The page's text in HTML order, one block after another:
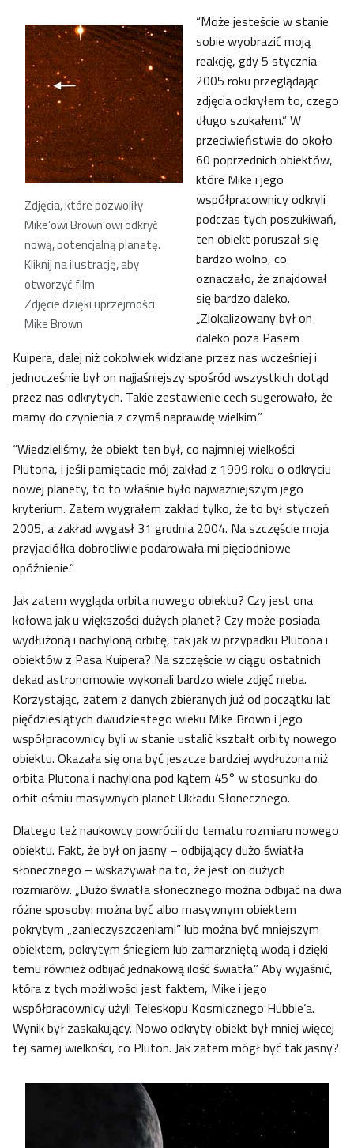
Zdjęcia, które pozwoliły
Mike’owi Brown’owi odkryć
nową, potencjalną planetę.
Kliknij na ilustrację, aby
otworzyć film
Zdjęcie dzięki uprzejmości
Mike Brown
“Może jesteście w stanie
sobie wyobrazić moją
reakcję, gdy 5 stycznia
2005 roku przeglądając
zdjęcia odkryłem to, czego
długo szukałem.” W
przeciwieństwie do około
60 poprzednich obiektów,
które Mike i jego
współpracownicy odkryli
podczas tych poszukiwań,
ten obiekt poruszał się
bardzo wolno, co
oznaczało, że znajdował
się bardzo daleko.
„Zlokalizowany był on
daleko poza Pasem
Kuipera, dalej niż cokolwiek widziane przez nas wcześniej i
jednocześnie był on najjaśniejszy spośród wszystkich dotąd
przez nas odkrytych. Takie zestawienie cech sugerowało, że
mamy do czynienia z czymś naprawdę wielkim.”
“Wiedzieliśmy, że obiekt ten był, co najmniej wielkości
Plutona, i jeśli pamiętacie mój zakład z 1999 roku o odkryciu
nowej planety, to to właśnie było najważniejszym jego
kryterium. Zatem wygrałem zakład tylko, że to był styczeń
2005, a zakład wygasł 31 grudnia 2004. Na szczęście moja
przyjaciółka dobrotliwie podarowała mi pięciodniowe
opóźnienie.”
Jak zatem wygląda orbita nowego obiektu? Czy jest ona
kołowa jak u większości dużych planet? Czy może posiada
wydłużoną i nachyloną orbitę, tak jak w przypadku Plutona i
obiektów z Pasa Kuipera? Na szczęście w ciągu ostatnich
dekad astronomowie wykonali bardzo wiele zdjęć nieba.
Korzystając, zatem z danych zbieranych już od początku lat
pięćdziesiątych dwudziestego wieku Mike Brown i jego
współpracownicy byli w stanie ustalić kształt orbity nowego
obiektu. Okazała się ona być jeszcze bardziej wydłużona niż
orbita Plutona i nachylona pod kątem 45° w stosunku do
orbit ośmiu masywnych planet Układu Słonecznego.
Dlatego też naukowcy powrócili do tematu rozmiaru nowego
obiektu. Fakt, że był on jasny – odbijający dużo światła
słonecznego – wskazywał na to, że jest on dużych
rozmiarów. „Dużo światła słonecznego można odbijać na dwa
różne sposoby: można być albo masywnym obiektem
pokrytym „zanieczyszczeniami” lub można być mniejszym
obiektem, pokrytym śniegiem lub zamarzniętą wodą i dzięki
temu również odbijać jednakową ilość światła.” Aby wyjaśnić,
która z tych możliwości jest faktem, Mike i jego
współpracownicy użyli Teleskopu Kosmicznego Hubble’a.
Wynik był zaskakujący. Nowo odkryty obiekt był mniej więcej
tej samej wielkości, co Pluton. Jak zatem mógł być tak jasny?